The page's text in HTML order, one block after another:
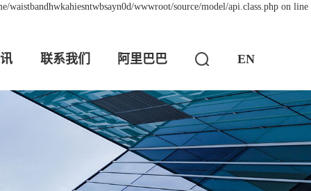
waistbandhwkahiesntwbsayn0d/wwwroot/source/model/api.class.php on line
联系我们 阿里巴巴 EN